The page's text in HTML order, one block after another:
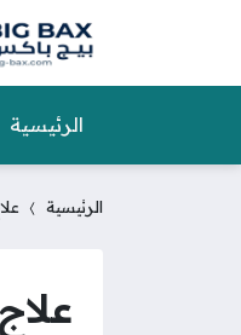
الرئيسية
الرئيسية